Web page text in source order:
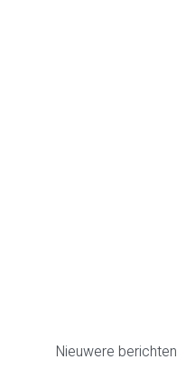
Nieuwere berichten